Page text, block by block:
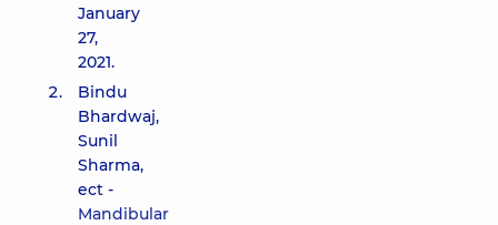
January
27,
2021.
Bindu
Bhardwaj,
Sunil
Sharma,
ect -
Mandibular